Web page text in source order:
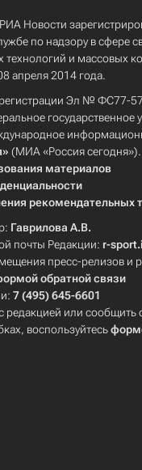
Новости
по надзору в сфере
и массовых
апреля 2014 года.
регистрации Эл № ФС77-
государственное
(МИА «Россия сегодня»).
материалов
рекомендательных
Гаврилова А.В.
почты Редакции: r-
пресс-релизов и
обратной связи
7 (495) 645-6601
редакцией или сообщить
воспользуйтесь